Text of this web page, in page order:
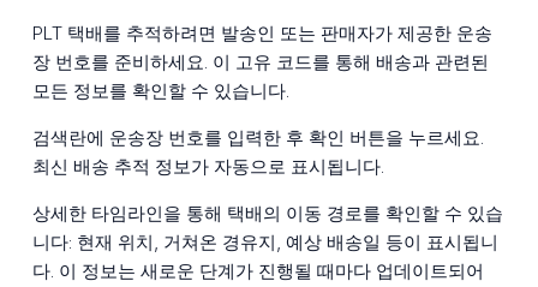
PLT 택배를 추적하려면 발송인 또는 판매자가 제공한 운송
장 번호를 준비하세요. 이 고유 코드를 통해 배송과 관련된
모든 정보를 확인할 수 있습니다.
검색란에 운송장 번호를 입력한 후 확인 버튼을 누르세요.
최신 배송 추적 정보가 자동으로 표시됩니다.
상세한 타임라인을 통해 택배의 이동 경로를 확인할 수 있습
니다: 현재 위치, 거쳐온 경유지, 예상 배송일 등이 표시됩니
다. 이 정보는 새로운 단계가 진행될 때마다 업데이트되어